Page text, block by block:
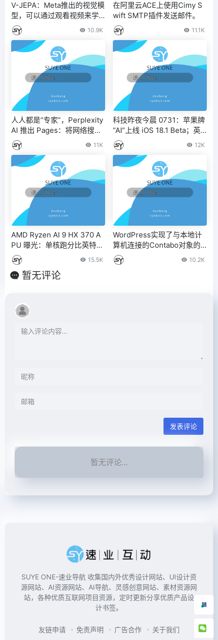
V-JEPA：Meta推出的视觉模
型，可以通过观看视频来学
习理解物理世界
10.9K
在阿里云ACE上使用Cimy S
wift SMTP插件发送邮件。
11.1K
人人都是“专家”，Perplexity
AI 推出 Pages：将网络搜索
转换为报告 / 文章 / 指南 11K
科技昨夜今晨 0731：苹果牌
“AI”上线 iOS 18.1 Beta；英
伟达 RTX 40 系列显卡产量
被曝削减 50%；小米首发搭
载高通骁龙 4s Gen 2 芯片
12K
AMD Ryzen AI 9 HX 370 A
PU 曝光：单核跑分比英特尔
酷睿 Ultra 9 185H 高 27%、
多核高 23%
15.5K
WordPress实现了与本地计
算机连接的Contabo对象的
存储（WordPress映射到外
部网络）
10.2K
暂无评论
发表评论
暂无评论...
SUYE ONE-速业导航 收集国内外优秀设计网站、UI设计资
源网站、AI资源网站、AI导航、灵感创意网站、素材资源网
站，各种优质互联网项目资源，定时更新分享优质产品设
计书签。
友链申请 免责声明 广告合作 关于我们